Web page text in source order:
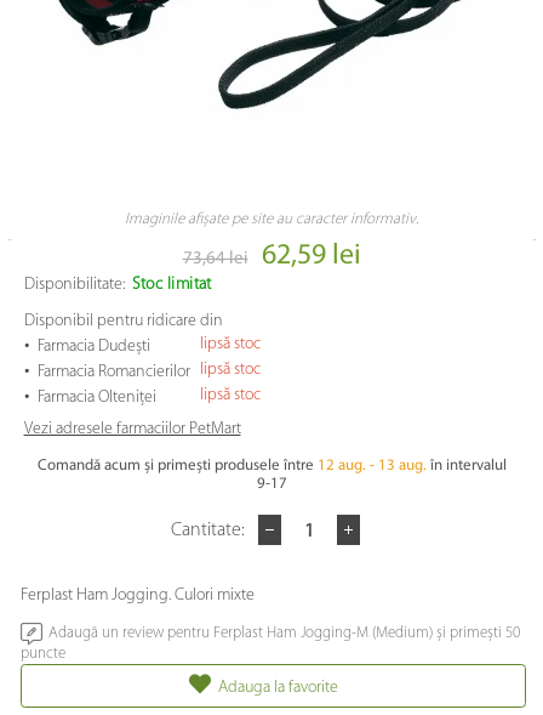
Imaginile afișate pe site au caracter informativ.
73,64 lei 62,59 lei
Disponibilitate: Stoc limitat
Disponibil pentru ridicare din
• Farmacia Dudești lipsă stoc
• Farmacia Romancierilor lipsă stoc
• Farmacia Olteniței
lipsă stoc
Vezi adresele farmaciilor PetMart
Comandă acum și primești produsele între 12 aug. - 13 aug. în intervalul
9-17
Cantitate:
Ferplast Ham Jogging. Culori mixte
Adaugă un review pentru Ferplast Ham Jogging-M (Medium) și primești 50
puncte
Adauga la favorite